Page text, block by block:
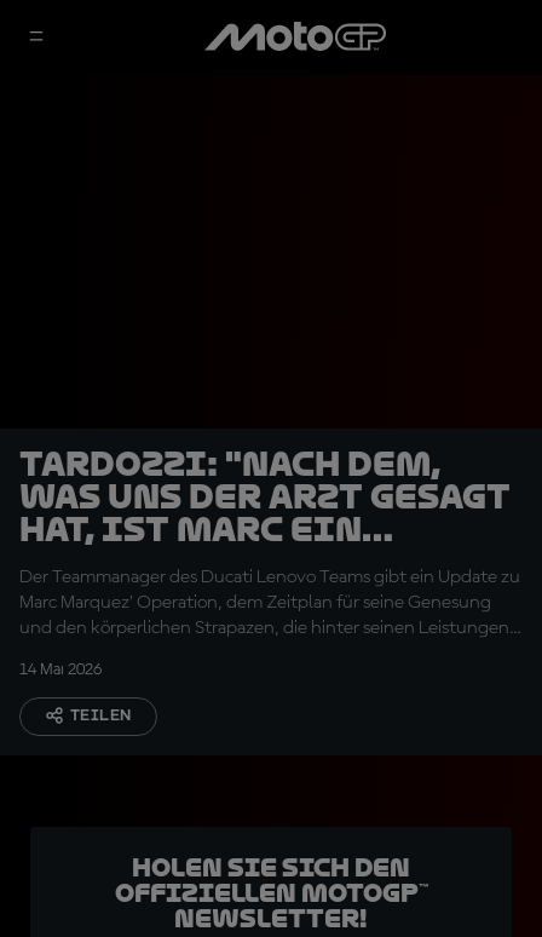
Tardozzi: "Nach dem,
was uns der Arzt gesagt
hat, ist Marc ein
Superheld"
Der Teammanager des Ducati Lenovo Teams gibt ein Update zu
Marc Marquez’ Operation, dem Zeitplan für seine Genesung
und den körperlichen Strapazen, die hinter seinen Leistungen
hartnäckigen Verletzung zu kämpfen hatte
14 Mai 2026
TEILEN
Holen Sie sich den
offiziellen MotoGP™
Newsletter!